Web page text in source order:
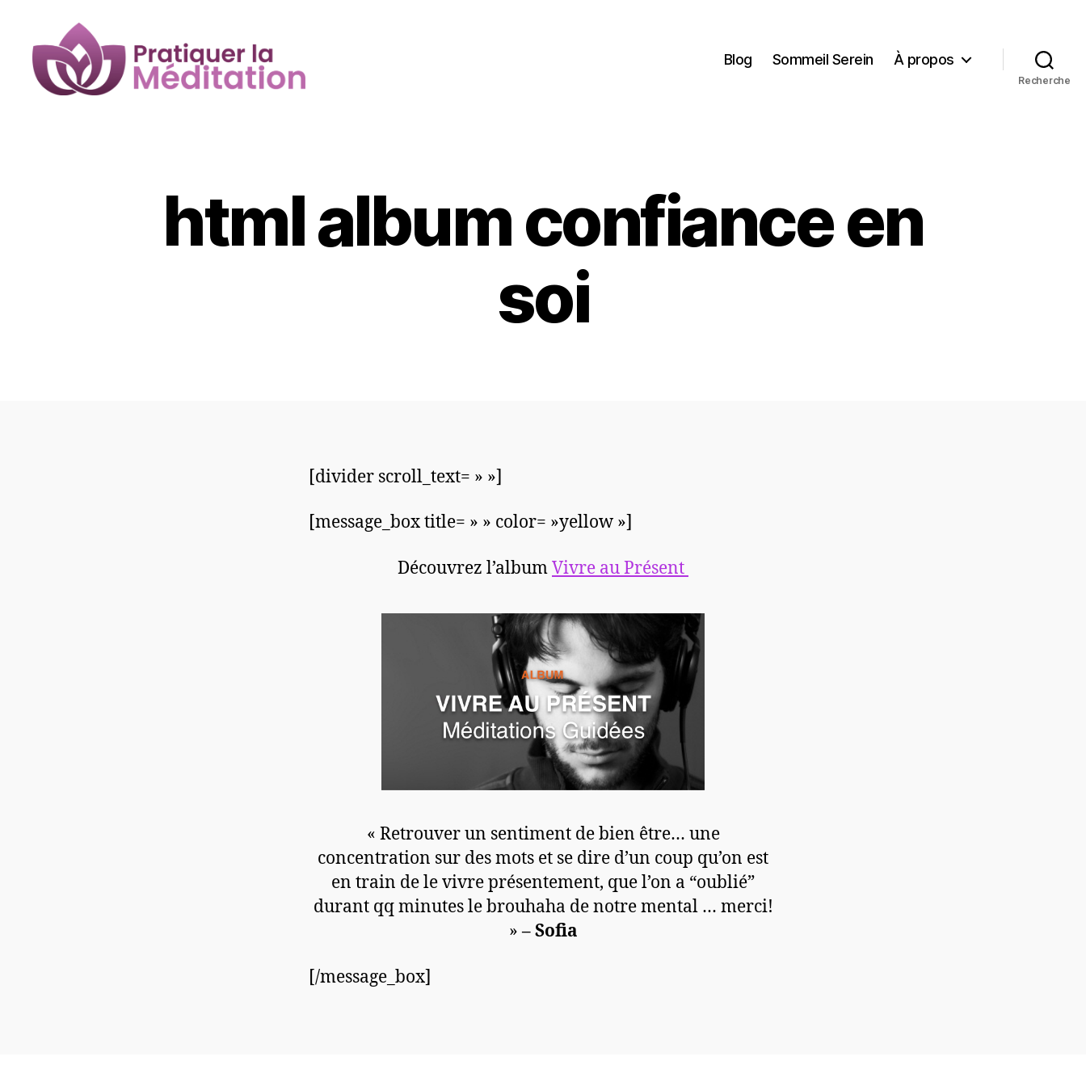
Blog Sommeil Serein À propos
Recherche
html album confiance en
soi
[divider scroll_text= » »]
[message_box title= » » color= »yellow »]
Découvrez l’albumVivre au Présent
« Retrouver un sentiment de bien être… une
concentration sur des mots et se dire d’un coup qu’on est
en train de le vivre présentement, que l’on a “oublié”
durant qq minutes le brouhaha de notre mental … merci!
»– Sofia
[/message_box]